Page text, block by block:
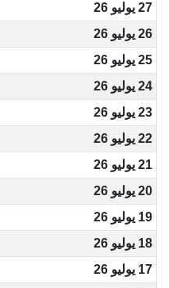
27 يوليو 26
26 يوليو 26
25 يوليو 26
24 يوليو 26
23 يوليو 26
22 يوليو 26
21 يوليو 26
20 يوليو 26
19 يوليو 26
18 يوليو 26
17 يوليو 26